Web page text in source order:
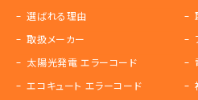
選ばれる理由
取扱メーカー
太陽光発電 エラーコード
エコキュート エラーコード